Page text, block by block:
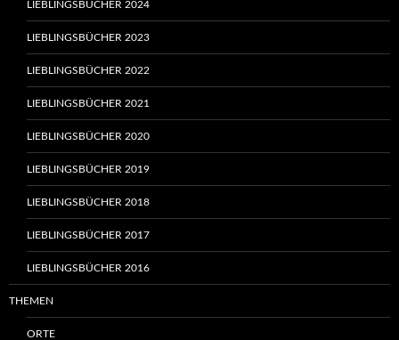
LIEBLINGSBÜCHER 2024
LIEBLINGSBÜCHER 2023
LIEBLINGSBÜCHER 2022
LIEBLINGSBÜCHER 2021
LIEBLINGSBÜCHER 2020
LIEBLINGSBÜCHER 2019
LIEBLINGSBÜCHER 2018
LIEBLINGSBÜCHER 2017
LIEBLINGSBÜCHER 2016
THEMEN
ORTE